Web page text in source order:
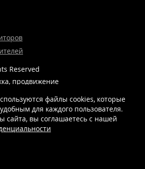
Reserved
продвижение
файлы cookies, которые
для каждого пользователя.
сайта, вы соглашаетесь c нашей